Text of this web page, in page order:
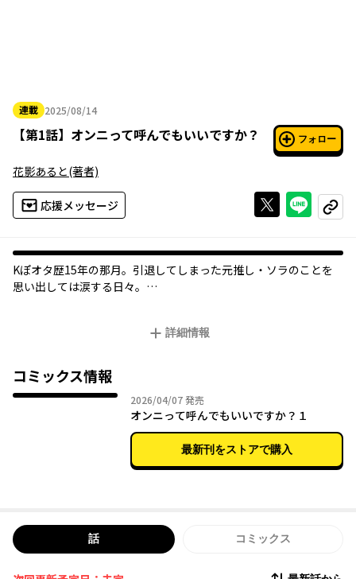
連載 2025/08/14
2025年08月14日
【第1話】 オンニって呼んでもいいですか？ フォロー
花影あると(著者)
応援メッセージ Xで投稿する
ライン
コピー
Kぽオタ歴15年の那月。引退してしまった元推し・ソラのことを
思い出しては涙する日々。
KPOPオタク×元・KPOPアイドルのラブストーリー！
詳細情報
コミックス情報
2026/04/072026年04月07日
発売
オンニって呼んでもいいですか？１
最新刊をストアで購入
話 コミックス